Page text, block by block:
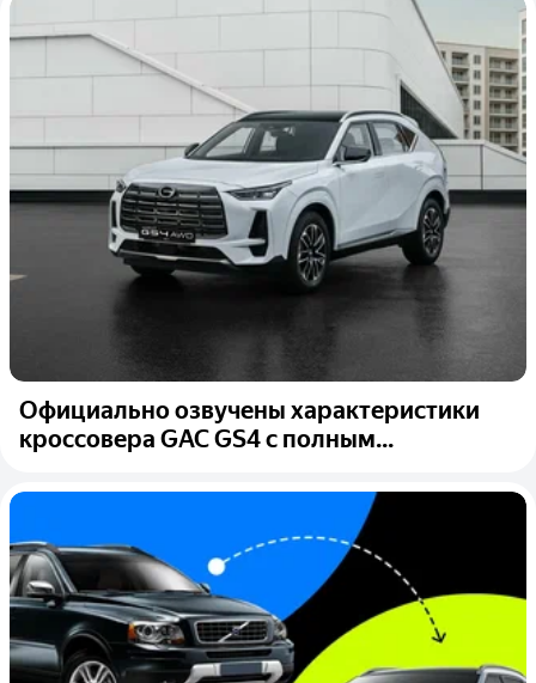
Официально озвучены характеристики
кроссовера GAC GS4 с полным...